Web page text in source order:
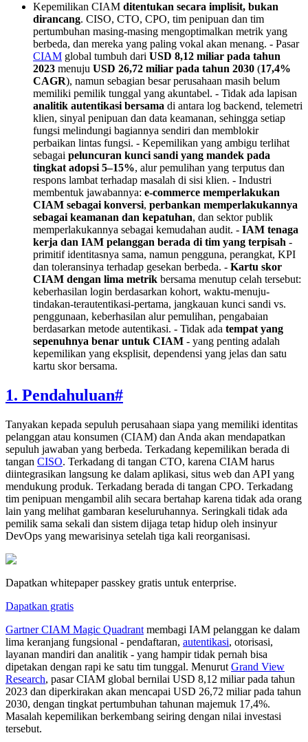
Kepemilikan CIAM ditentukan secara implisit, bukan
dirancang. CISO, CTO, CPO, tim penipuan dan tim
pertumbuhan masing-masing mengoptimalkan metrik yang
berbeda, dan mereka yang paling vokal akan menang. - Pasar
CIAM global tumbuh dari USD 8,12 miliar pada tahun
2023 menuju USD 26,72 miliar pada tahun 2030 (17,4%
CAGR), namun sebagian besar perusahaan masih belum
memiliki pemilik tunggal yang akuntabel. - Tidak ada lapisan
analitik autentikasi bersama di antara log backend, telemetri
klien, sinyal penipuan dan data keamanan, sehingga setiap
fungsi melindungi bagiannya sendiri dan memblokir
perbaikan lintas fungsi. - Kepemilikan yang ambigu terlihat
sebagai peluncuran kunci sandi yang mandek pada
tingkat adopsi 5–15%, alur pemulihan yang terputus dan
respons lambat terhadap masalah di sisi klien. - Industri
membentuk jawabannya: e-commerce memperlakukan
CIAM sebagai konversi, perbankan memperlakukannya
sebagai keamanan dan kepatuhan, dan sektor publik
memperlakukannya sebagai kemudahan audit. - IAM tenaga
kerja dan IAM pelanggan berada di tim yang terpisah -
primitif identitasnya sama, namun pengguna, perangkat, KPI
dan toleransinya terhadap gesekan berbeda. - Kartu skor
CIAM dengan lima metrik bersama menutup celah tersebut:
keberhasilan login berdasarkan kohort, waktu-menuju-
tindakan-terautentikasi-pertama, jangkauan kunci sandi vs.
penggunaan, keberhasilan alur pemulihan, pengabaian
berdasarkan metode autentikasi. - Tidak ada tempat yang
sepenuhnya benar untuk CIAM - yang penting adalah
kepemilikan yang eksplisit, dependensi yang jelas dan satu
kartu skor bersama.
1. Pendahuluan#
Tanyakan kepada sepuluh perusahaan siapa yang memiliki identitas
pelanggan atau konsumen (CIAM) dan Anda akan mendapatkan
sepuluh jawaban yang berbeda. Terkadang kepemilikan berada di
tangan CISO. Terkadang di tangan CTO, karena CIAM harus
diintegrasikan langsung ke dalam aplikasi, situs web dan API yang
mendukung produk. Terkadang berada di tangan CPO. Terkadang
tim penipuan mengambil alih secara bertahap karena tidak ada orang
lain yang melihat gambaran keseluruhannya. Seringkali tidak ada
pemilik sama sekali dan sistem dijaga tetap hidup oleh insinyur
DevOps yang mewarisinya setelah tiga kali reorganisasi.
Dapatkan whitepaper passkey gratis untuk enterprise.
Dapatkan gratis
Gartner CIAM Magic Quadrant membagi IAM pelanggan ke dalam
lima keranjang fungsional - pendaftaran, autentikasi, otorisasi,
layanan mandiri dan analitik - yang hampir tidak pernah bisa
dipetakan dengan rapi ke satu tim tunggal. Menurut Grand View
Research, pasar CIAM global bernilai USD 8,12 miliar pada tahun
2023 dan diperkirakan akan mencapai USD 26,72 miliar pada tahun
2030, dengan tingkat pertumbuhan tahunan majemuk 17,4%.
Masalah kepemilikan berkembang seiring dengan nilai investasi
tersebut.